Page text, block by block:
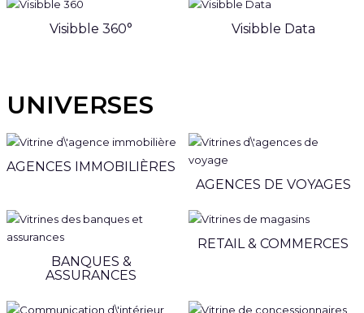
Visibble 360° Visibble Data
UNIVERSES
AGENCES IMMOBILIÈRES
AGENCES DE VOYAGES
BANQUES &
ASSURANCES
RETAIL & COMMERCES